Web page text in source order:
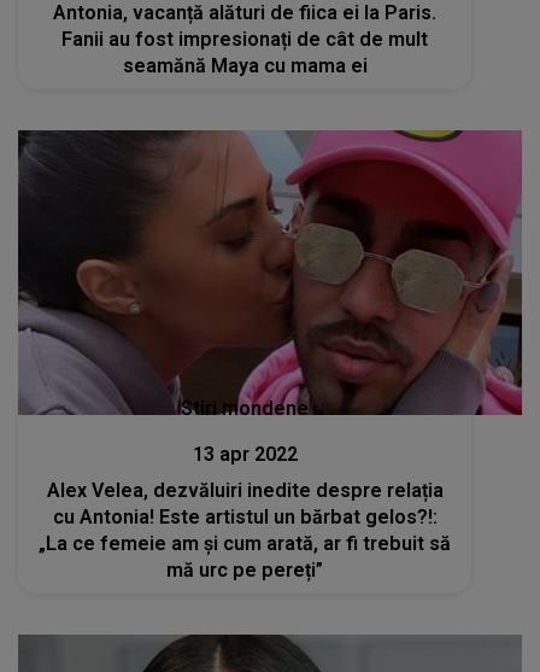
Antonia, vacanță alături de fiica ei la Paris.
Fanii au fost impresionați de cât de mult
seamănă Maya cu mama ei
Stiri mondene
13 apr 2022
Alex Velea, dezvăluiri inedite despre relația
cu Antonia! Este artistul un bărbat gelos?!:
„La ce femeie am și cum arată, ar fi trebuit să
mă urc pe pereți”